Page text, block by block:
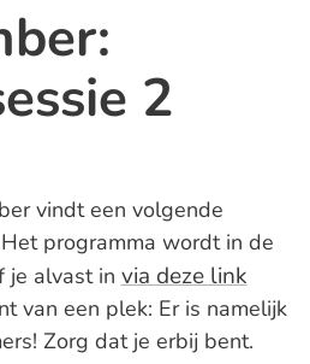
2
vindt een volgende
programma wordt in de
je alvast in via deze link
van een plek: Er is namelijk
Zorg dat je erbij bent.